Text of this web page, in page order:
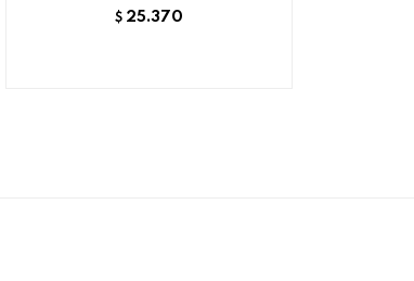
$ 25.370